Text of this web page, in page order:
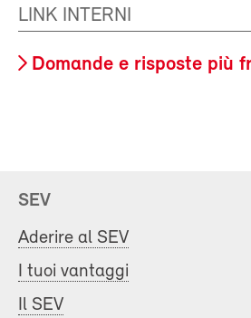
LINK INTERNI
Domande e risposte più
SEV
Aderire al SEV
I tuoi vantaggi
Il SEV